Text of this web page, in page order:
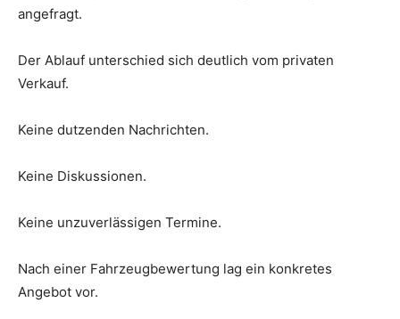
angefragt.
Der Ablauf unterschied sich deutlich vom privaten
Verkauf.
Keine dutzenden Nachrichten.
Keine Diskussionen.
Keine unzuverlässigen Termine.
Nach einer Fahrzeugbewertung lag ein konkretes
Angebot vor.